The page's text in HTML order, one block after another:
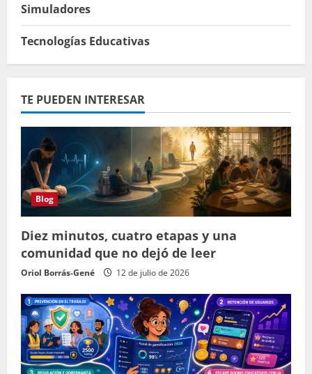
Simuladores
Tecnologías Educativas
TE PUEDEN INTERESAR
Blog
Diez minutos, cuatro etapas y una
comunidad que no dejó de leer
Oriol Borrás-Gené 12 de julio de 2026